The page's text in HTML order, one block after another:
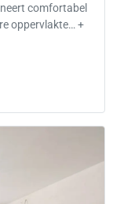
comfortabel
oppervlakte… +